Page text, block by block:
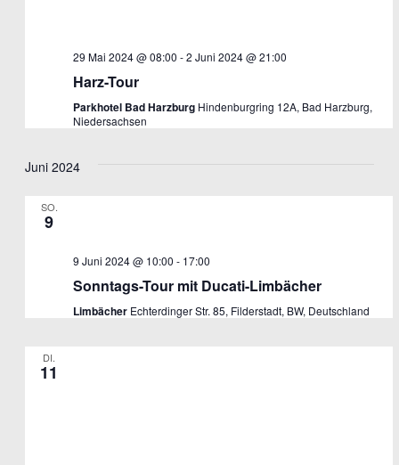
29 Mai 2024 @ 08:00 -2 Juni 2024 @ 21:00
Harz-Tour
Parkhotel Bad Harzburg Hindenburgring 12A, Bad Harzburg,
Niedersachsen
Juni 2024
SO.
9
9 Juni 2024 @ 10:00 - 17:00
Sonntags-Tour mit Ducati-Limbächer
Limbächer Echterdinger Str. 85, Filderstadt, BW, Deutschland
DI.
11